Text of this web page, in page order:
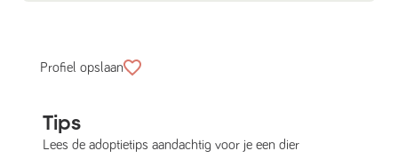
Profiel opslaan
Tips
Lees de adoptietips aandachtig voor je een dier